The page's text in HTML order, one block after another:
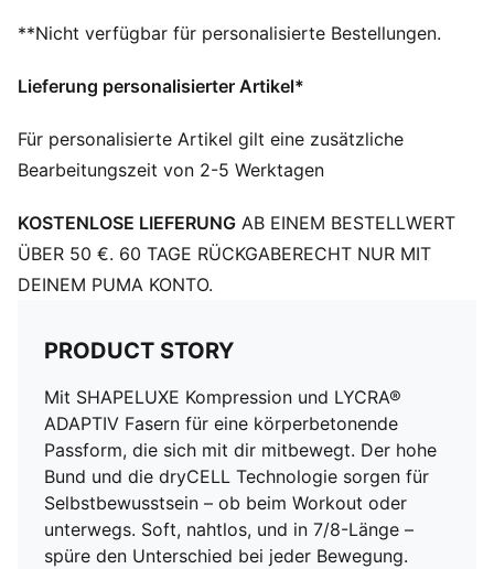
DETAILS
Hauptmaterial: Interlock
Bundhöhe: Hoch
Taschen: Innentasche
**Nicht verfügbar für personalisierte Bestellungen.
Lieferung personalisierter Artikel*
Für personalisierte Artikel gilt eine zusätzliche
Bearbeitungszeit von 2-5 Werktagen
KOSTENLOSE LIEFERUNG AB EINEM BESTELLWERT
ÜBER 50 €. 60 TAGE RÜCKGABERECHT NUR MIT
DEINEM PUMA KONTO.
PRODUCT STORY
Mit SHAPELUXE Kompression und LYCRA®
ADAPTIV Fasern für eine körperbetonende
Passform, die sich mit dir mitbewegt. Der hohe
Bund und die dryCELL Technologie sorgen für
Selbstbewusstsein – ob beim Workout oder
unterwegs. Soft, nahtlos, und in 7/8-Länge –
spüre den Unterschied bei jeder Bewegung.